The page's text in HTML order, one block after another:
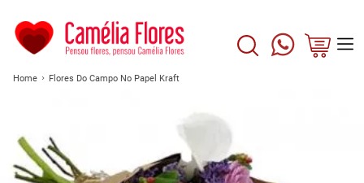
Home Flores Do Campo No Papel Kraft